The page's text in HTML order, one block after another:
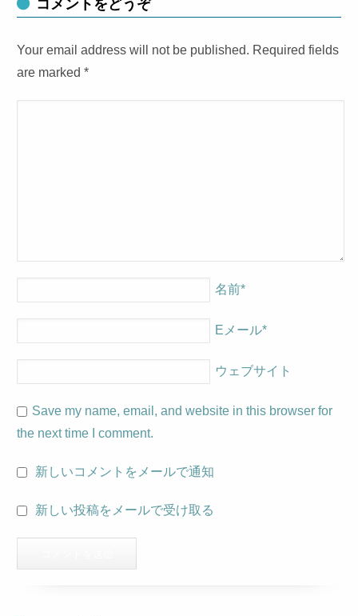
コメントをどうぞ
Your email address will not be published. Required fields
are marked*
名前*
Eメール*
ウェブサイト
Save my name, email, and website in this browser for
the next time I comment.
新しいコメントをメールで通知
新しい投稿をメールで受け取る